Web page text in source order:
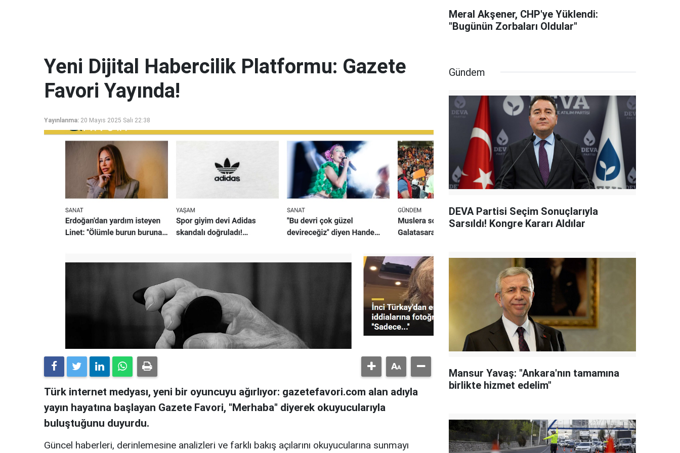
Meral Akşener, CHP'ye Yüklendi:
"Bugünün Zorbaları Oldular"
Yeni Dijital Habercilik Platformu: Gazete
Favori Yayında!
Yayınlanma: 20 Mayıs 2025 Salı 22:38
Türk internet medyası, yeni bir oyuncuyu ağırlıyor: gazetefavori.com alan adıyla
yayın hayatına başlayan Gazete Favori, "Merhaba" diyerek okuyucularıyla
buluştuğunu duyurdu.
Güncel haberleri, derinlemesine analizleri ve farklı bakış açılarını okuyucularına sunmayı
Gündem
DEVA Partisi Seçim Sonuçlarıyla
Sarsıldı! Kongre Kararı Aldılar
Mansur Yavaş: "Ankara'nın tamamına
birlikte hizmet edelim"